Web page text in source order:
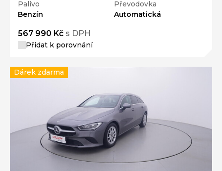
Palivo
Benzín
Převodovka
Automatická
567 990 Kč s DPH
Přidat k porovnání
Dárek zdarma